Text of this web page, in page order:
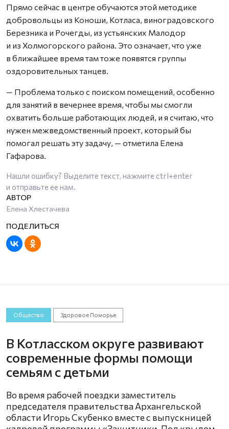
Прямо сейчас в центре обучаются этой методике
добровольцы из Коноши, Котласа, виноградовского
Березника и Рочегды, из устьянских Малодор
и из Холмогорского района. Это означает, что уже
в ближайшее время там тоже появятся группы
оздоровительных танцев.
— Проблема только с поиском помещений, особенно
для занятий в вечернее время, чтобы мы смогли
охватить больше работающих людей, и я считаю, что
нужен межведомственный проект, который бы
помогал решать эту задачу, — отметила Елена
Гафарова.
Нашли ошибку? Выделите текст, нажмите ctrl+enter
и отправьте ее нам.
Елена Хлестачева
Общество Здоровое Поморье
В Котласском округе развивают
современные формы помощи
семьям с детьми
Во время рабочей поездки заместитель
председателя правительства Архангельской
области Игорь Скубенко вместе с выпускницей